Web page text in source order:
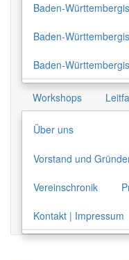
Baden-
Baden-
Baden-
Workshops
Über uns
Vorstand und
Vereinschronik
Kontakt | Impressum